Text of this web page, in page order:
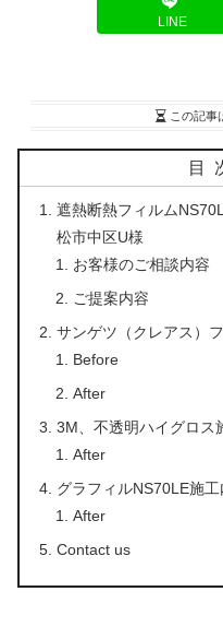
LINE
この記事
目
遮熱断熱フィルム
松市中区U様
お客様のご相談内容
ご提案内容
サンゲツ（クレアス）
Before
After
3M、不透明ハイグロス
After
グラフィルNS70LE施工
After
Contact us